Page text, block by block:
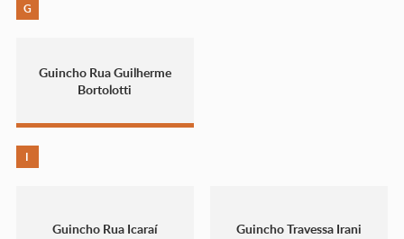
G
Guincho Rua Guilherme
Bortolotti
I
Guincho Rua Icaraí Guincho Travessa Irani